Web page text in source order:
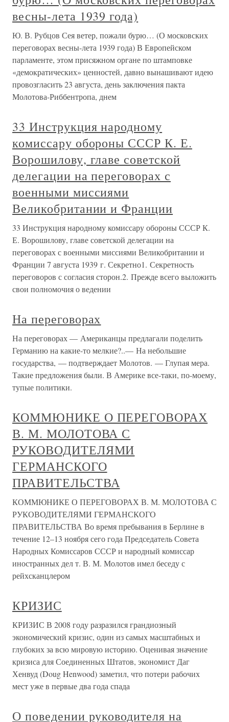
весны-лета 1939 года)
Ю. В. Рубцов Сея ветер, пожали бурю… (О московских
переговорах весны-лета 1939 года) В Европейском
парламенте, этом присяжном органе по штамповке
«демократических» ценностей, давно вынашивают идею
провозгласить 23 августа, день заключения пакта
Молотова-Риббентропа, днем
33 Инструкция народному
комиссару обороны СССР К. Е.
Ворошилову, главе советской
делегации на переговорах с
военными миссиями
Великобритании и Франции
33 Инструкция народному комиссару обороны СССР К.
Е. Ворошилову, главе советской делегации на
переговорах с военными миссиями Великобритании и
Франции 7 августа 1939 г. Секретно1. Секретность
переговоров с согласия сторон.2. Прежде всего выложить
свои полномочия о ведении
На переговорах
На переговорах — Американцы предлагали поделить
Германию на какие-то мелкие?..— На небольшие
государства, — подтверждает Молотов. — Глупая мера.
Такие предложения были. В Америке все-таки, по-моему,
тупые политики.
КОММЮНИКЕ О ПЕРЕГОВОРАХ
В. М. МОЛОТОВА С
РУКОВОДИТЕЛЯМИ
ГЕРМАНСКОГО
ПРАВИТЕЛЬСТВА
КОММЮНИКЕ О ПЕРЕГОВОРАХ В. М. МОЛОТОВА С
РУКОВОДИТЕЛЯМИ ГЕРМАНСКОГО
ПРАВИТЕЛЬСТВА Во время пребывания в Берлине в
течение 12–13 ноября сего года Председатель Совета
Народных Комиссаров СССР и народный комиссар
иностранных дел т. В. М. Молотов имел беседу с
рейхсканцлером
КРИЗИС
КРИЗИС В 2008 году разразился грандиозный
экономический кризис, один из самых масштабных и
глубоких за всю мировую историю. Оценивая значение
кризиса для Соединенных Штатов, экономист Даг
Хенвуд (Doug Henwood) заметил, что потери рабочих
мест уже в первые два года спада
О поведении руководителя на